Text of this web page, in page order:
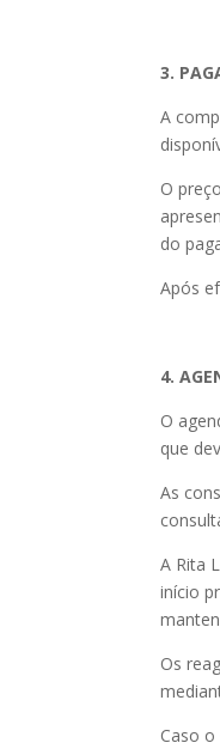
3.
A
O
do
Após
4.
O
que
As
A Rita
início
Os
Caso